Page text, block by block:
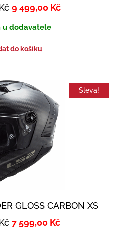
9 499,00 Kč
u dodavatele
do košíku
Sleva!
GLOSS CARBON XS
7 599,00 Kč